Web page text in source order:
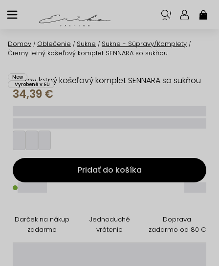
na
Domov / Oblečenie / Sukne / Sukne - Súpravy/Komplety /
Čierny letný košeľový komplet SENNARA so sukňou
Čierny letný košeľový komplet SENNARA so sukňou
New
Vyrobené v EÚ
34,39 €
Pridať do košíka
Darček na nákup
zadarmo
Jednoduché
vrátenie
Doprava
zadarmo od 80 €